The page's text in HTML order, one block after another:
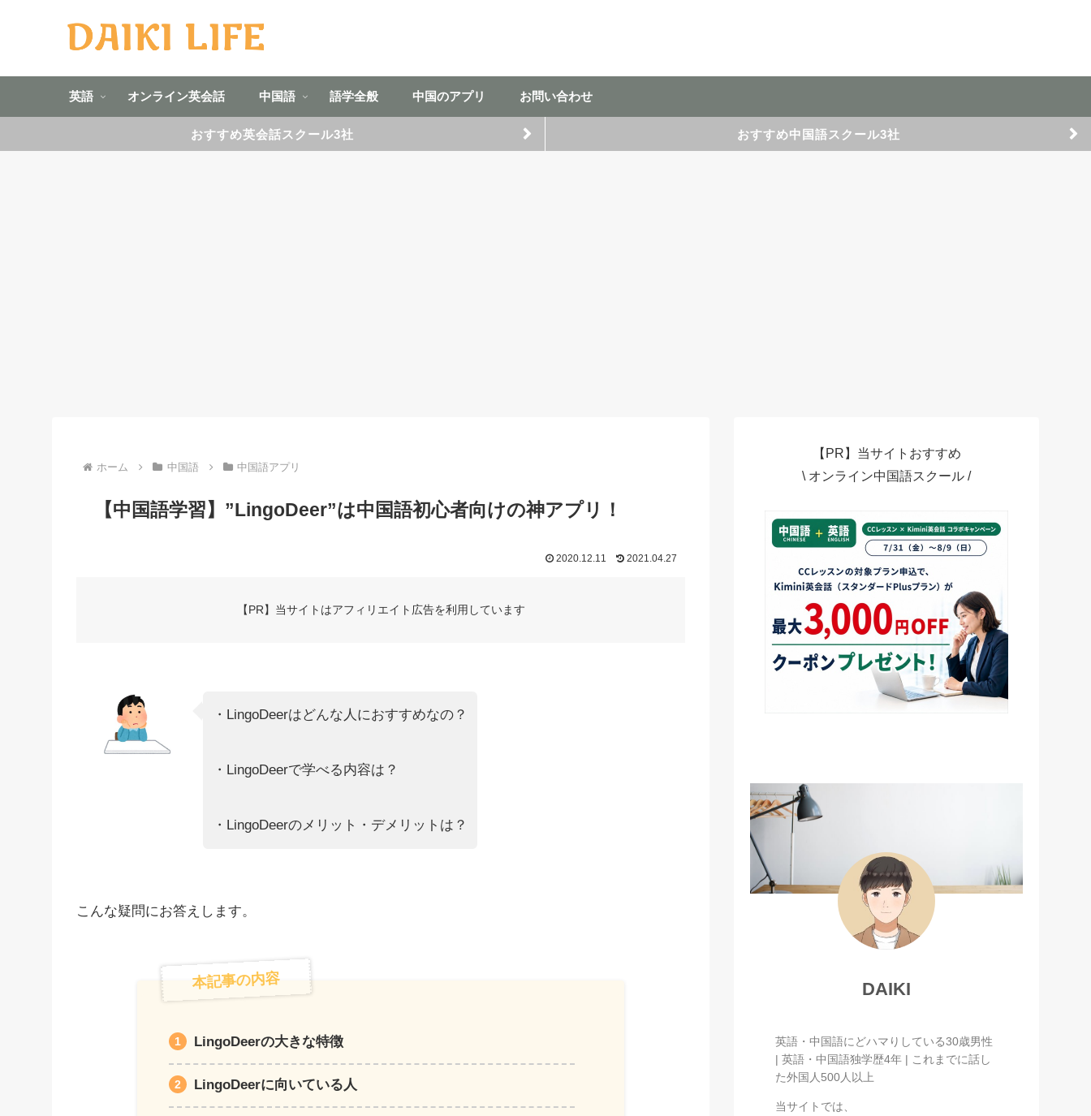
英語 オンライン英会話 中国語 語学全般 中国のアプリ お問い合わせ
おすすめ英会話スクール3社 おすすめ中国語スクール3社
ホーム 中国語 中国語アプリ
【中国語学習】”LingoDeer”は中国語初心者向けの神アプリ！
2020.12.11 2021.04.27
【PR】当サイトはアフィリエイト広告を利用しています
・LingoDeerはどんな人におすすめなの？
・LingoDeerで学べる内容は？
・LingoDeerのメリット・デメリットは？
こんな疑問にお答えします。
本記事の内容
LingoDeerの大きな特徴
LingoDeerに向いている人
【PR】当サイトおすすめ
\ オンライン中国語スクール /
DAIKI
英語・中国語にどハマりしている30歳男性
| 英語・中国語独学歴4年 | これまでに話し
た外国人500人以上
当サイトでは、